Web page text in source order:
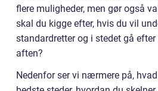
flere muligheder, men gør også
skal du kigge efter, hvis du vil
standardretter og i stedet gå
aften?
Nedenfor ser vi nærmere på,